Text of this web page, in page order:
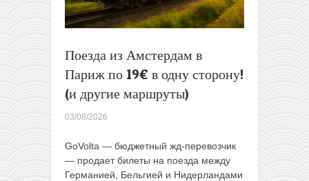
Поезда из Амстердам в
Париж по 19€ в одну сторону!
(и другие маршруты)
03/08/2026
GoVolta — бюджетный жд-перевозчик
— продает билеты на поезда между
Германией, Бельгией и Нидерландами